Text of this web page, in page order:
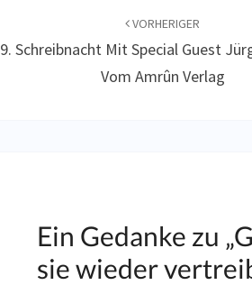
VORHERIGER
9. Schreibnacht Mit Special Guest
Vom Amrûn Verlag
Ein Gedanke zu „
sie wieder